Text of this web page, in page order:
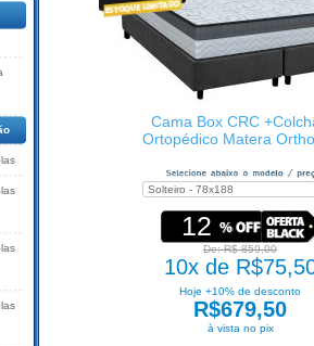
Cama Box CRC
Ortopédico Matera
12
De: R$ 859,00
10x de
Hoje +10% de desconto
R$679,50
à vista no pix